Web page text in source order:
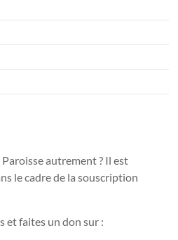
autrement ? Il est
le cadre de la souscription
et faites un don sur :